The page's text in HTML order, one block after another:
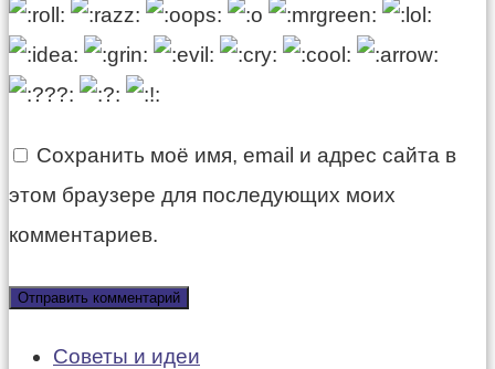
Сохранить моё имя, email и адрес сайта в
этом браузере для последующих моих
комментариев.
Советы и идеи